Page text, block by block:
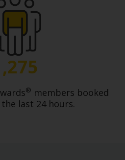
® members booked
last 24 hours.